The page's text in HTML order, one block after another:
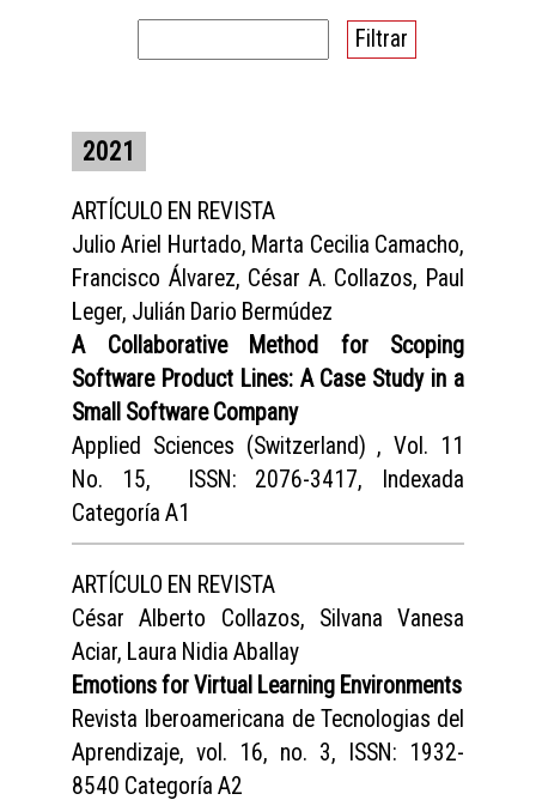
2021
ARTÍCULO EN REVISTA
Julio Ariel Hurtado, Marta Cecilia Camacho,
Francisco Álvarez, César A. Collazos, Paul
Leger, Julián Dario Bermúdez
A Collaborative Method for Scoping
Software Product Lines: A Case Study in a
Small Software Company
Applied Sciences (Switzerland) , Vol. 11
No. 15, ISSN: 2076-3417, Indexada
Categoría A1
ARTÍCULO EN REVISTA
César Alberto Collazos, Silvana Vanesa
Aciar, Laura Nidia Aballay
Emotions for Virtual Learning Environments
Revista Iberoamericana de Tecnologias del
Aprendizaje, vol. 16, no. 3, ISSN: 1932-
8540 Categoría A2